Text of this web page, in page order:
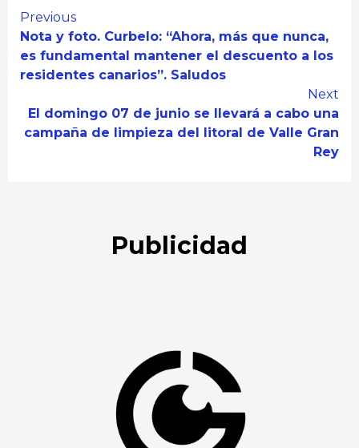
Continue
Reading
Previous
Nota y foto. Curbelo: “Ahora, más que nunca,
es fundamental mantener el descuento a los
residentes canarios”. Saludos
Next
El domingo 07 de junio se llevará a cabo una
campaña de limpieza del litoral de Valle Gran
Rey
Publicidad